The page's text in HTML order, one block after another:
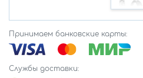
Принимаем банковские карты:
Службы доставки: